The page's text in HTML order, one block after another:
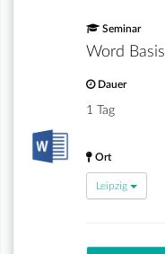
Seminar
Word Basis
Dauer
1 Tag
Ort
Leipzig